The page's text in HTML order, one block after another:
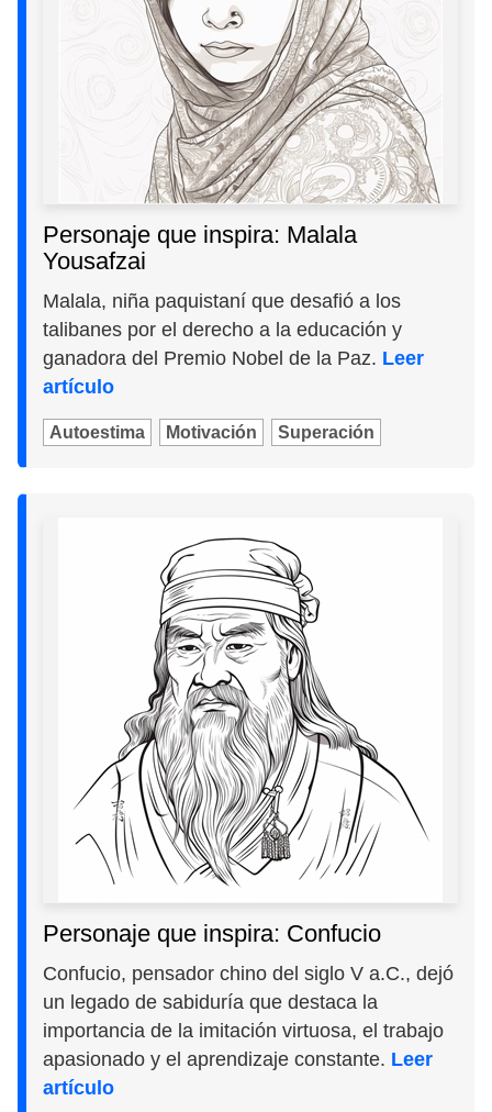
Personaje que inspira: Malala
Yousafzai
Malala, niña paquistaní que desafió a los
talibanes por el derecho a la educación y
ganadora del Premio Nobel de la Paz. Leer
artículo
Autoestima Motivación Superación
Personaje que inspira: Confucio
Confucio, pensador chino del siglo V a.C., dejó
un legado de sabiduría que destaca la
importancia de la imitación virtuosa, el trabajo
apasionado y el aprendizaje constante. Leer
artículo